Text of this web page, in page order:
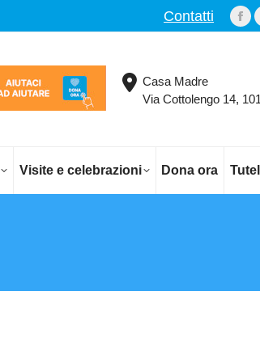
Contatti
Casa Madre
Via Cottolengo 14,
Visite e celebrazioni Dona ora